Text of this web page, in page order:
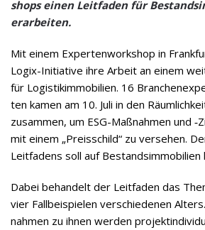
shops einen Leit­fa­den für
erarbeiten.
Mit einem Exper­ten­work­shop in
Logix-Initia­tive ihre Arbeit an einem
für Logis­tik­im­mo­bi­lien. 16
ten kamen am 10. Juli in den
zusam­men, um ESG-Maß­nah­men und
mit einem „Preis­schild“ zu ver­se­hen.
Leit­fa­dens soll auf Bestands­im­mo­bi­lien
Dabei behan­delt der Leit­fa­den das
vier Fall­bei­spie­len ver­schie­de­nen
nah­men zu ihnen wer­den